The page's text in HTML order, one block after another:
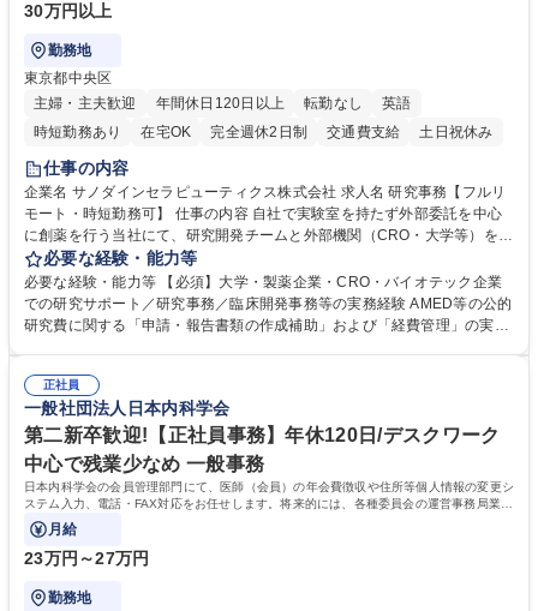
30万円以上
勤務地
東京都中央区
主婦・主夫歓迎
年間休日120日以上 転勤なし
英語
時短勤務あり
在宅OK 完全週休2日制 交通費支給 土日祝休み
仕事の内容
企業名 サノダインセラピューティクス株式会社 求人名 研究事務【フルリ
モート・時短勤務可】 仕事の内容 自社で実験室を持たず外部委託を中心
に創薬を行う当社にて、研究開発チームと外部機関（CRO・大学等）をつ
なぐハブとして、契約・発注・予算管理などの研究事務全般をお任せしま
す。 ■見積取得、発注、検収、請求処理等の事務手続き ■委託先との定例
会議の調整・アジェンダ準備・議事録作成 ■研究報告書、試験関連資料、
SOP等の整備・版管理・保管 ■研究開発の進捗・タイムライン・予算執行
集職種 研究事務【フルリモート・時短勤務可】
必要な経験・能力等
必要な経験・能力等 【必須】大学・製薬企業・CRO・バイオテック企業
での研究サポート／研究事務／臨床開発事務等の実務経験 AMED等の公的
研究費に関する「申請・報告書類の作成補助」および「経費管理」の実務
き方について】フルリモートやハイブリッド勤務、時短勤務など個々のラ
イフスタイルに応じた柔軟な働き方が可能です。育児や介護との両立も応
援します。 学歴・資格 学歴：大学院 大学 語学力： 資格：
正社員
一般社団法人日本内科学会
第二新卒歓迎!【正社員事務】年休120日/デスクワーク
中心で残業少なめ 一般事務
日本内科学会の会員管理部門にて、医師（会員）の年会費徴収や住所等個人情報の変更シ
ステム入力、電話・FAX対応をお任せします。将来的には、各種委員会の運営事務局業務
などにも幅広く携わっていただきます。
月給
23万円～27万円
勤務地